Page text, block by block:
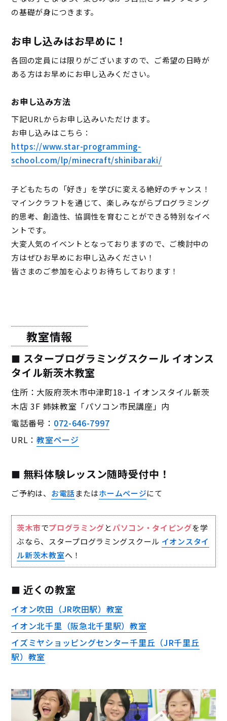
の基礎が身につきます。
お申し込みはお早めに！
各回の定員には限りがございますので、ご希望の日時が
ある方はお早めにお申し込みください。
お申し込み方法
下記URLからお申し込みいただけます。
お申し込みはこちら：
https://www.star-programming-
school.com/lp/minecraft/shinibaraki/
子どもたちの「好き」を学びに変える絶好のチャンス！
マインクラフトを通じて、楽しみながらプログラミング
的思考、創造性、協調性を育むことができる特別なイベ
ントです。
大変人気のイベントとなっておりますので、ご検討中の
方はぜひお早めにお申し込みください！
皆さまのご参加を心よりお待ちしております！
教室情報
スタープログラミングスクール イオンス
タイル新茨木教室
住所：大阪府茨木市中津町18-1 イオンスタイル新茨
木店 3F 姉妹教室「パソコン市民講座」内
電話番号： 072-646-7997
URL：教室ページ
無料体験レッスン随時受付中！
ご予約は、 お電話またはホームページにて
茨木市でプログラミングとパソコン・タイピングを学
ぶなら、スタープログラミングスクール イオンスタイ
ル新茨木教室へ！
近くの教室
イオン吹田（JR吹田駅）教室
イオン北千里（阪急北千里駅）教室
イズミヤショッピングセンター千里丘（JR千里丘
駅）教室